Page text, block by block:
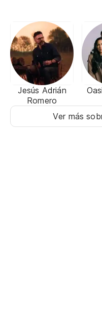
Jesús Adrián
Romero
Ver más